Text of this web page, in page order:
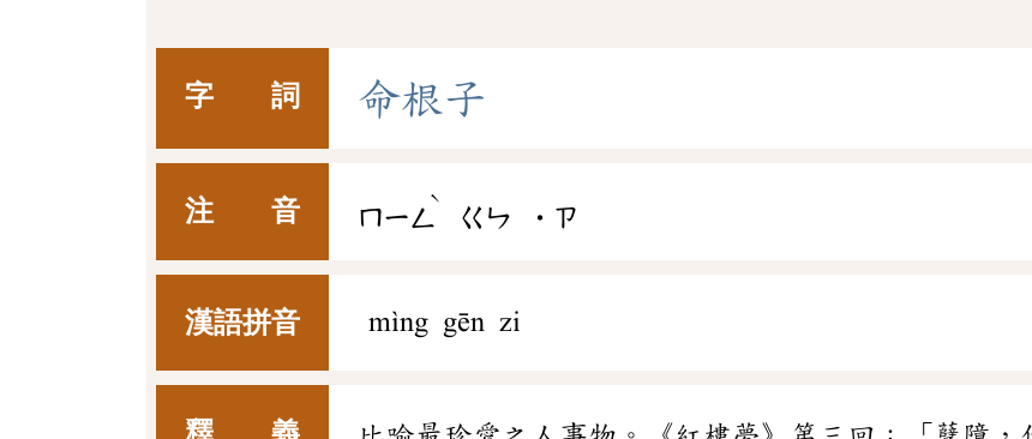
字 詞 命根子
注 音 ㄇㄧㄥ
ˋ
ㄍㄣ ˙ㄗ
漢語拼音 mìng gēn zi